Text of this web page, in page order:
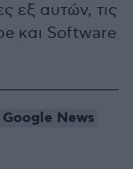
εξ αυτών, τις
και Software
News